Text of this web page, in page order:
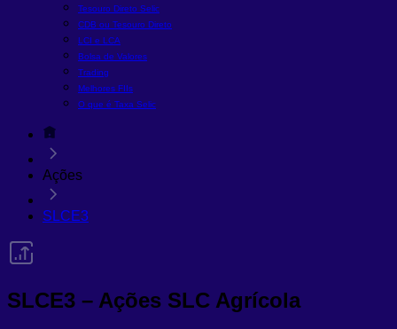
Tesouro Direto Selic
CDB ou Tesouro Direto
LCI e LCA
Bolsa de Valores
Trading
Melhores FIIs
O que é Taxa Selic
Ações
SLCE3
SLCE3 – Ações SLC Agrícola